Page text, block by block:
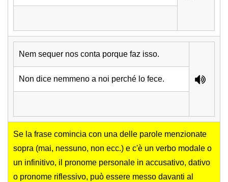
Nem sequer nos conta porque faz isso.
Non dice nemmeno a noi perché lo fece.
Se la frase comincia con una delle parole menzionate
sopra (mai, nessuno, non ecc.) e c'è un verbo modale o
un infinitivo, il pronome personale in accusativo, dativo
o pronome riflessivo, può essere messo davanti al